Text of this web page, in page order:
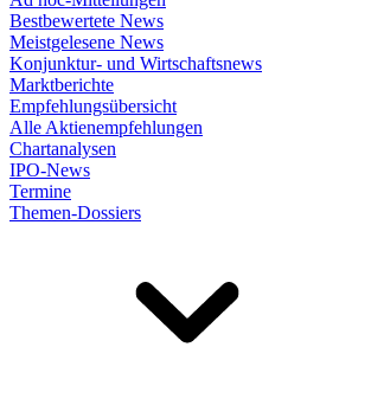
Bestbewertete News
Meistgelesene News
Konjunktur- und Wirtschaftsnews
Marktberichte
Empfehlungsübersicht
Alle Aktienempfehlungen
Chartanalysen
IPO-News
Termine
Themen-Dossiers